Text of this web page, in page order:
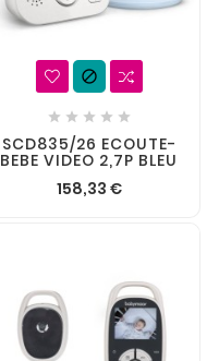

    
SCD835/26 ECOUTE-
BEBE VIDEO 2,7P BLEU
158,33 €